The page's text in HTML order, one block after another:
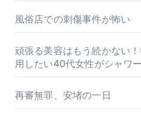
風俗店での刺傷事件が怖い
頑張る美容はもう続かない
用したい40代女性がシャワ
再審無罪、安堵の一日